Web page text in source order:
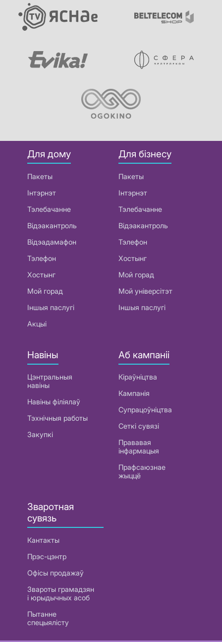
Для дому
Пакеты
Інтэрнэт
Тэлебачанне
Відэакантроль
Відэадамафон
Тэлефон
Хостынг
Мой горад
Іншыя паслугі
Акцыі
Для бізнесу
Пакеты
Інтэрнэт
Тэлебачанне
Відэакантроль
Тэлефон
Хостынг
Мой горад
Мой універсітэт
Іншыя паслугі
Навіны
Цэнтральныя
навіны
Навіны філіялаў
Тэхнічныя работы
Закупкі
Аб кампаніі
Кіраўніцтва
Кампанія
Супрацоўніцтва
Сеткі сувязі
Прававая
інфармацыя
Прафсаюзнае
жыццё
Зваротная
сувязь
Кантакты
Прэс-цэнтр
Офісы продажаў
Звароты грамадзян
і юрыдычных асоб
Пытанне
спецыялісту